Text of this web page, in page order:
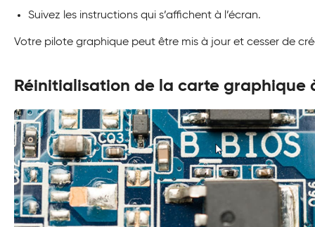
Suivez les instructions qui s’affichent à l’écran.
Votre pilote graphique peut être mis à jour et cesser de
Réinitialisation de la carte graphique